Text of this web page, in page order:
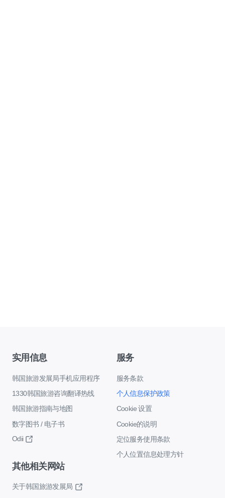
实用信息
韩国旅游发展局手机应用程序
1330韩国旅游咨询翻译热线
韩国旅游指南与地图
数字图书 / 电子书
Odii
服务
服务条款
个人信息保护政策
Cookie 设置
Cookie的说明
定位服务使用条款
个人位置信息处理方针
其他相关网站
关于韩国旅游发展局